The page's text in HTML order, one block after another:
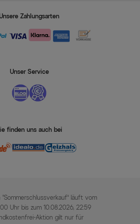
Zahlungsarten
Unser Service
finden uns auch bei
läuft vom
Uhr bis zum 10.08.2026, 22:59
Aktion gilt nur für